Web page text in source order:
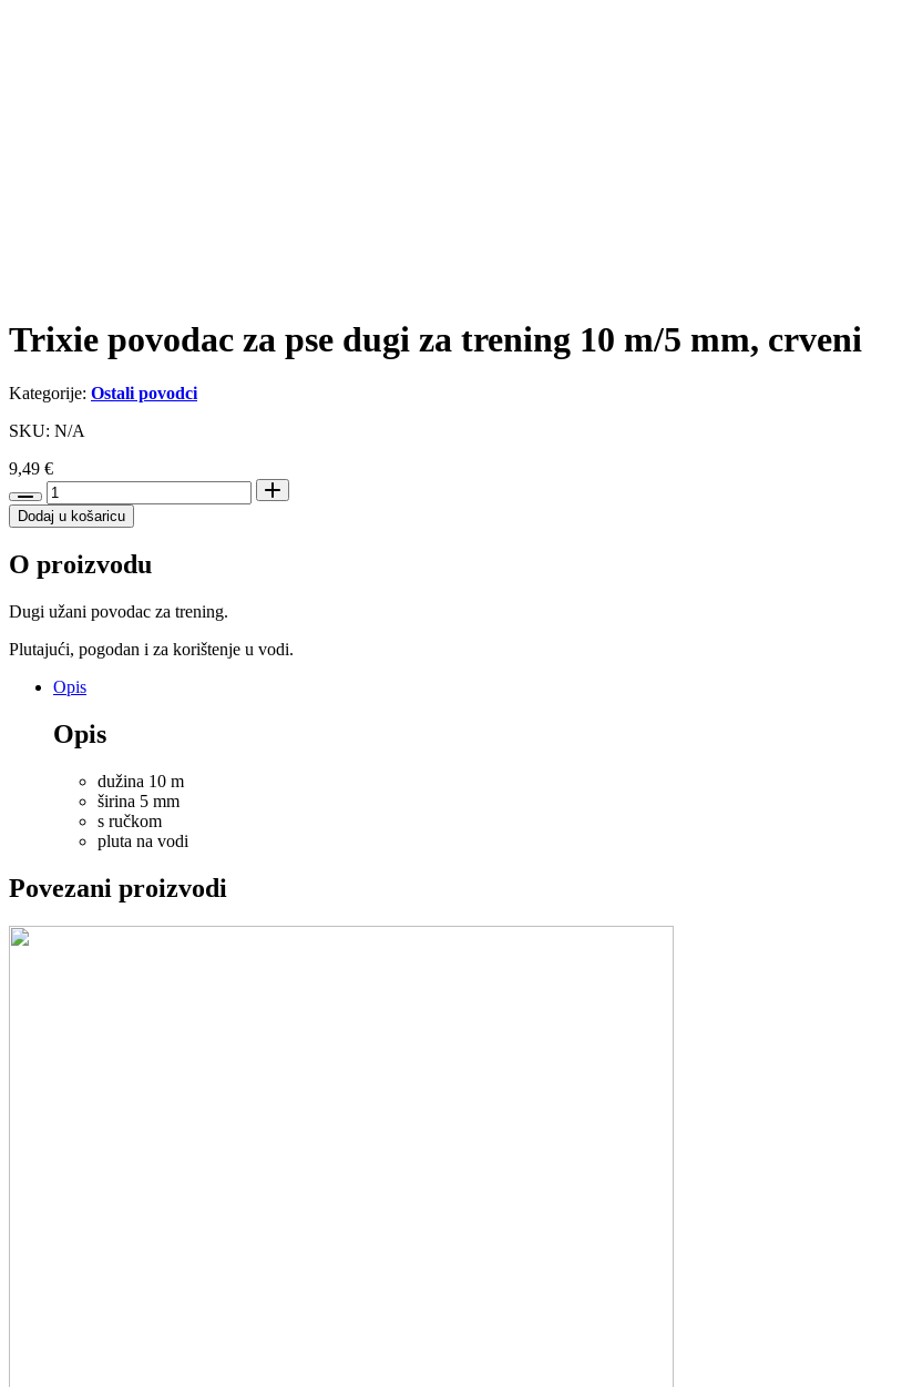
Trixie povodac za pse dugi za trening 10 m/5 mm, crveni
Kategorije: Ostali povodci
SKU: N/A
9,49 €
Trixie
povodac
za
dugi
trening
m/5
crveni
Dodaj u košaricu
O proizvodu
Dugi užani povodac za trening.
Plutajući, pogodan i za korištenje u vodi.
Opis
Opis
dužina 10 m
širina 5 mm
s ručkom
pluta na vodi
Povezani proizvodi